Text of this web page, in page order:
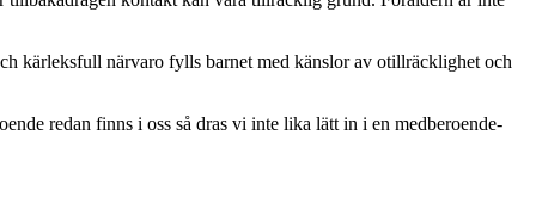
kärleksfull närvaro fylls barnet med känslor av otillräcklighet och
redan finns i oss så dras vi inte lika lätt in i en medberoende-